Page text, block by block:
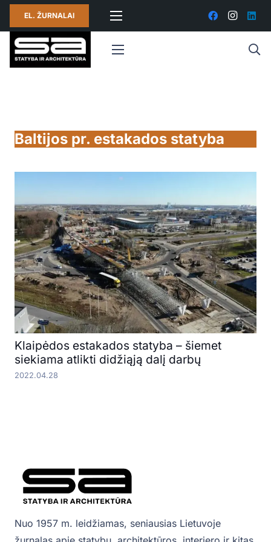
EL. ŽURNALAI
Baltijos pr. estakados statyba
Klaipėdos estakados statyba – šiemet
siekiama atlikti didžiąją dalį darbų
2022.04.28
Nuo 1957 m. leidžiamas, seniausias Lietuvoje